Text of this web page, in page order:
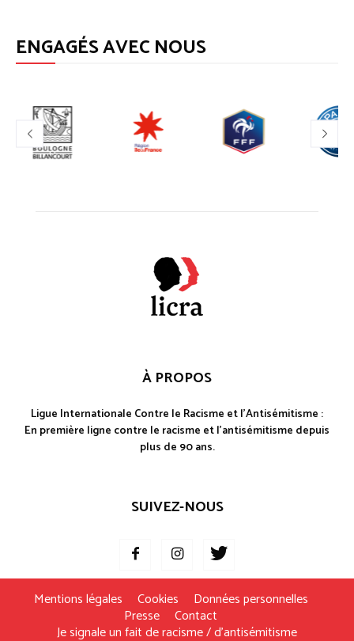
ENGAGÉS AVEC NOUS
À PROPOS
Ligue Internationale Contre le Racisme et l'Antisémitisme :
En première ligne contre le racisme et l'antisémitisme depuis
plus de 90 ans.
SUIVEZ-NOUS
Mentions légales Cookies Données personnelles
Presse Contact
Je signale un fait de racisme / d’antisémitisme